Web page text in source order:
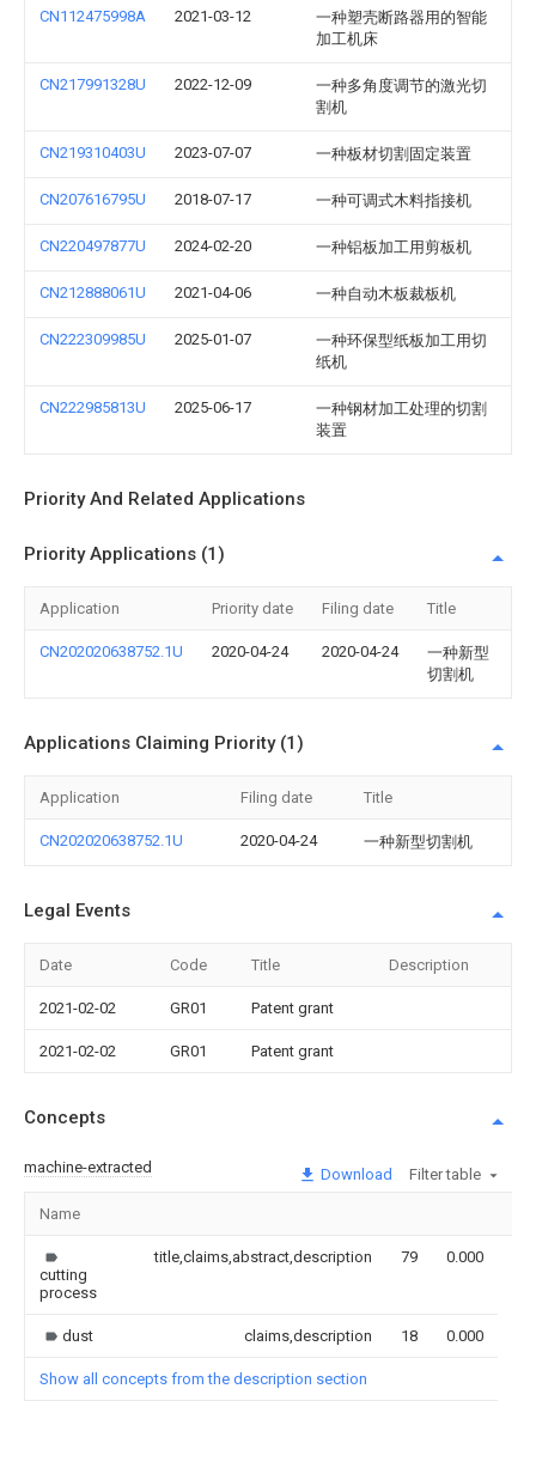
CN112475998A 2021-03-12
一种塑壳断路器用的智能
加工机床
CN217991328U 2022-12-09
一种多角度调节的激光切
割机
CN219310403U 2023-07-07 一种板材切割固定装置
CN207616795U 2018-07-17 一种可调式木料指接机
CN220497877U 2024-02-20 一种铝板加工用剪板机
CN212888061U 2021-04-06 一种自动木板裁板机
CN222309985U 2025-01-07
一种环保型纸板加工用切
纸机
CN222985813U 2025-06-17
一种钢材加工处理的切割
装置
Priority And Related Applications
Priority Applications (1)
Application Priority date Filing date Title
CN202020638752.1U 2020-04-24 2020-04-24
一种新型
切割机
Applications Claiming Priority (1)
Application Filing date Title
CN202020638752.1U 2020-04-24 一种新型切割机
Legal Events
Date Code Title Description
2021-02-02 GR01 Patent grant
2021-02-02 GR01 Patent grant
Concepts
machine-extracted Download Filter table
Name
cutting
process
title,claims,abstract,description 79 0.000
dust claims,description 18 0.000
Show all concepts from the description section